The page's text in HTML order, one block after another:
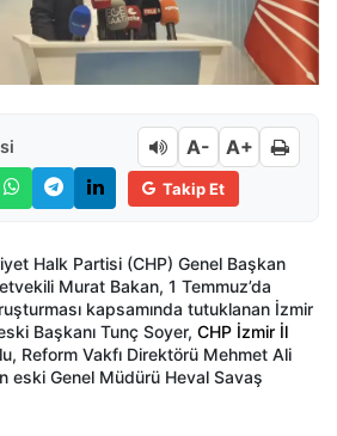
A- A+
Takip Et
Halk Partisi (CHP) Genel Başkan
Murat Bakan, 1 Temmuz’da
kapsamında tutuklanan İzmir
Başkanı Tunç Soyer, CHP İzmir İl
Reform Vakfı Direktörü Mehmet Ali
eski Genel Müdürü Heval Savaş